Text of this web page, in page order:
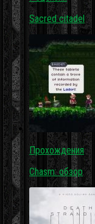
Sacred citadel
Прохождения
Chasm: обзор